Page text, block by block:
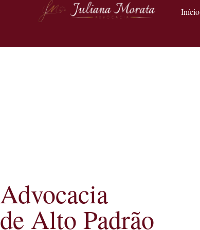
Início
Advocacia
de Alto Padrão